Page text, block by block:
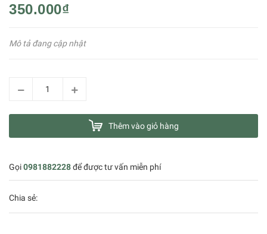
350.000₫
Mô tả đang cập nhật
Thêm vào giỏ hàng
Gọi0981882228để được tư vấn miễn phí
Chia sẻ: